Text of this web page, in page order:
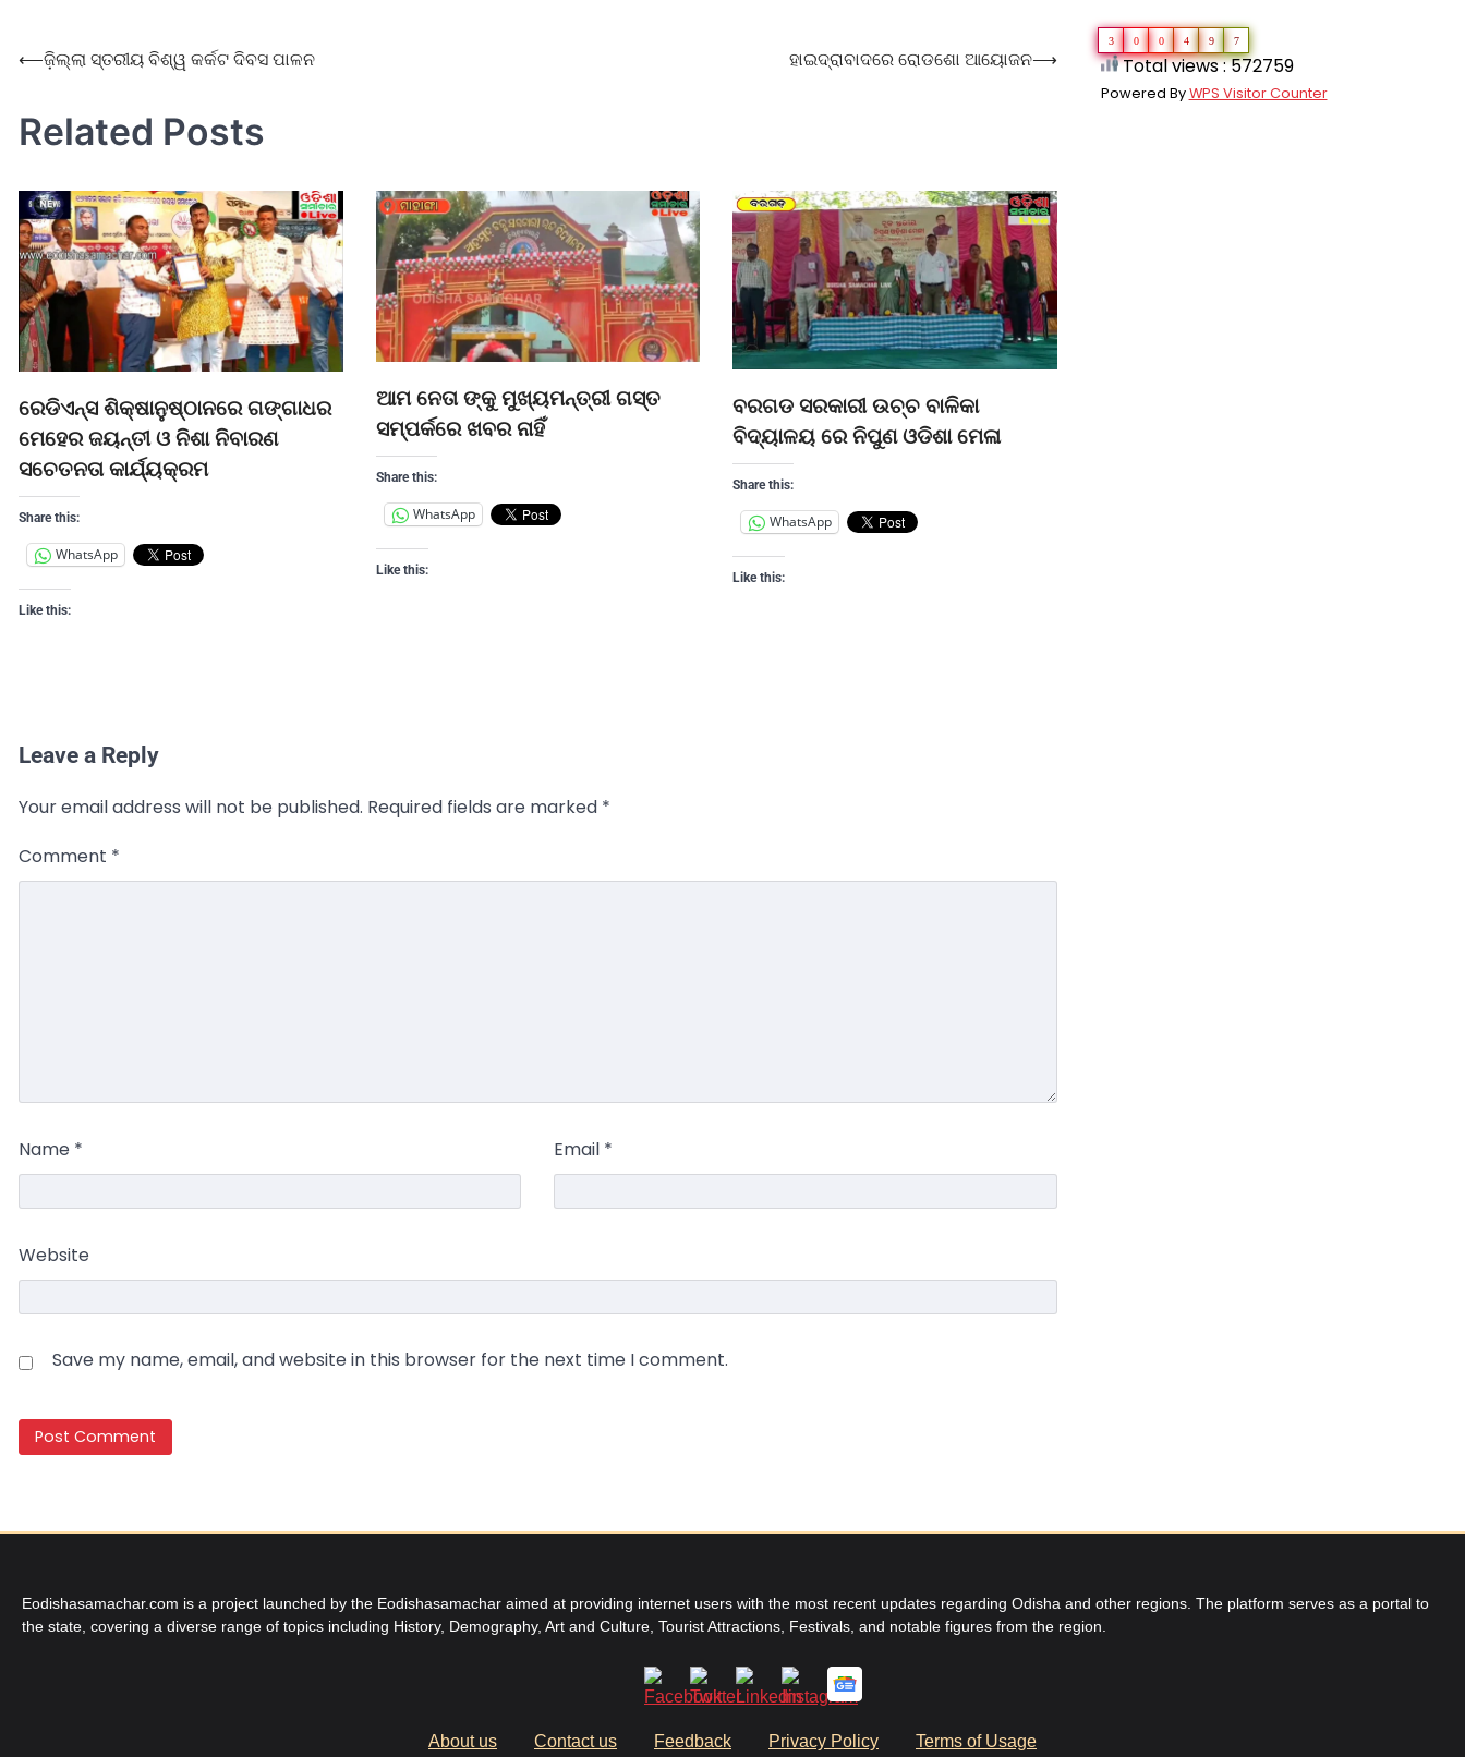
⟵ଜ଼ିଲ୍ଲା ସ୍ତରୀୟ ବିଶ୍ୱ କର୍କଟ ଦିବସ ପାଳନ ହାଇଦ୍ରାବାଦରେ ରୋଡଶୋ ଆୟୋଜନ⟶
Related Posts
ରେଡିଏନ୍ସ ଶିକ୍ଷାନୁଷ୍ଠାନରେ ଗଙ୍ଗାଧର
ମେହେର ଜୟନ୍ତୀ ଓ ନିଶା ନିବାରଣ
ସଚେତନତା କାର୍ଯ୍ୟକ୍ରମ
Share this:
WhatsApp
Like this:
ଆମ ନେତା ଙ୍କୁ ମୁଖ୍ୟମନ୍ତ୍ରୀ ଗସ୍ତ
ସମ୍ପର୍କରେ ଖବର ନାହିଁ
Share this:
WhatsApp
Like this:
ବରଗଡ ସରକାରୀ ଉଚ୍ଚ ବାଳିକା
ବିଦ୍ୟାଳୟ ରେ ନିପୁଣ ଓଡିଶା ମେଳା
Share this:
WhatsApp
Like this:
Leave a Reply
Your email address will not be published. Required fields are marked *
Comment *
Name * Email *
Website
Save my name, email, and website in this browser for the next time I comment.
3 0 0 4 9 7
Total views : 572759
Powered ByWPS Visitor Counter
Eodishasamachar.com is a project launched by the Eodishasamachar aimed at providing internet users with the most recent updates regarding Odisha and other regions. The platform serves as a portal to
the state, covering a diverse range of topics including History, Demography, Art and Culture, Tourist Attractions, Festivals, and notable figures from the region.
About us Contact us Feedback Privacy Policy Terms of Usage